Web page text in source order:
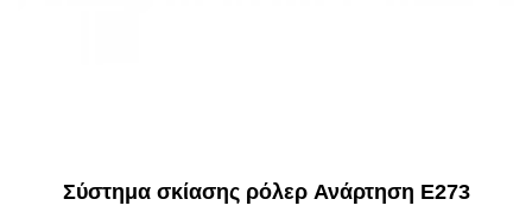
Σύστημα σκίασης ρόλερ Ανάρτηση E273